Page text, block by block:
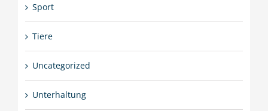
Sport
Tiere
Uncategorized
Unterhaltung